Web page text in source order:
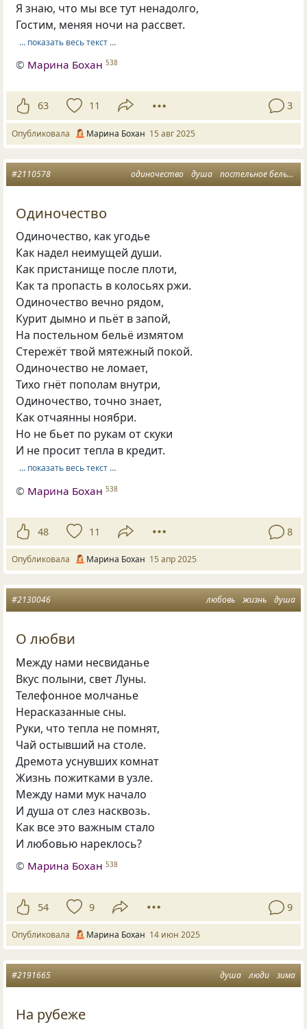
Я знаю, что мы все тут ненадолго,
Гостим, меняя ночи на рассвет.
… показать весь текст …
© Марина Бохан 538
63 11 3
Опубликовала Марина Бохан 15 авг 2025
одиночество душа постельное белье
#2110578
Одиночество
Одиночество, как угодье
Как надел неимущей души.
Как пристанище после плоти,
Как та пропасть в колосьях ржи.
Одиночество вечно рядом,
Курит дымно и пьёт в запой,
На постельном бельё измятом
Стережёт твой мятежный покой.
Одиночество не ломает,
Тихо гнёт пополам внутри,
Одиночество, точно знает,
Как отчаянны ноябри.
Но не бьет по рукам от скуки
И не просит тепла в кредит.
… показать весь текст …
© Марина Бохан 538
48 11 8
Опубликовала Марина Бохан 15 апр 2025
любовь жизнь душа
#2130046
О любви
Между нами несвиданье
Вкус полыни, свет Луны.
Телефонное молчанье
Нерасказанные сны.
Руки, что тепла не помнят,
Чай остывший на столе.
Дремота уснувших комнат
Жизнь пожитками в узле.
Между нами мук начало
И душа от слез насквозь.
Как все это важным стало
И любовью нареклось?
© Марина Бохан 538
54 9 9
Опубликовала Марина Бохан 14 июн 2025
душа люди зима
#2191665
На рубеже